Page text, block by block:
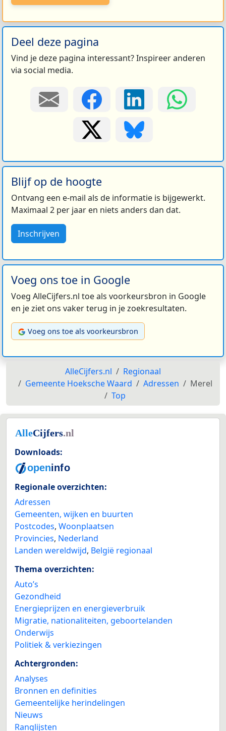
Deel deze pagina
Vind je deze pagina interessant? Inspireer anderen
via social media.
Blijf op de hoogte
Ontvang een e-mail als de informatie is bijgewerkt.
Maximaal 2 per jaar en niets anders dan dat.
Inschrijven
Voeg ons toe in Google
Voeg AlleCijfers.nl toe als voorkeursbron in Google
en je ziet ons vaker terug in je zoekresultaten.
Voeg ons toe als voorkeursbron
AlleCijfers.nl
Regionaal
Gemeente Hoeksche Waard
Adressen
Merel
Top
Downloads:
Regionale overzichten:
Adressen
Gemeenten, wijken en buurten
Postcodes, Woonplaatsen
Provincies, Nederland
Landen wereldwijd, België regionaal
Thema overzichten:
Auto’s
Gezondheid
Energieprijzen en energieverbruik
Migratie, nationaliteiten, geboortelanden
Onderwijs
Politiek & verkiezingen
Achtergronden:
Analyses
Bronnen en definities
Gemeentelijke herindelingen
Nieuws
Ranglijsten